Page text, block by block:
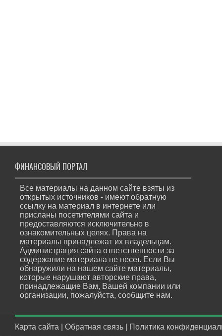
ФИНАНСОВЫЙ ПОРТАЛ
Все материалы на данном сайте взяты из
открытых источников - имеют обратную
ссылку на материал в интернете или
присланы посетителями сайта и
предоставляются исключительно в
ознакомительных целях. Права на
материалы принадлежат их владельцам.
Администрация сайта ответственности за
содержание материала не несет. Если Вы
обнаружили на нашем сайте материалы,
которые нарушают авторские права,
принадлежащие Вам, Вашей компании или
организации, пожалуйста, сообщите нам.
Карта сайта Обратная связь Политика